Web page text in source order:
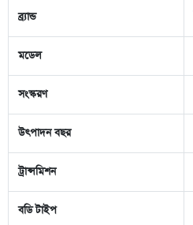
ব্র্যান্ড
মডেল
সংস্করণ
উৎপাদন বছর
ট্রান্সমিশন
বডি টাইপ